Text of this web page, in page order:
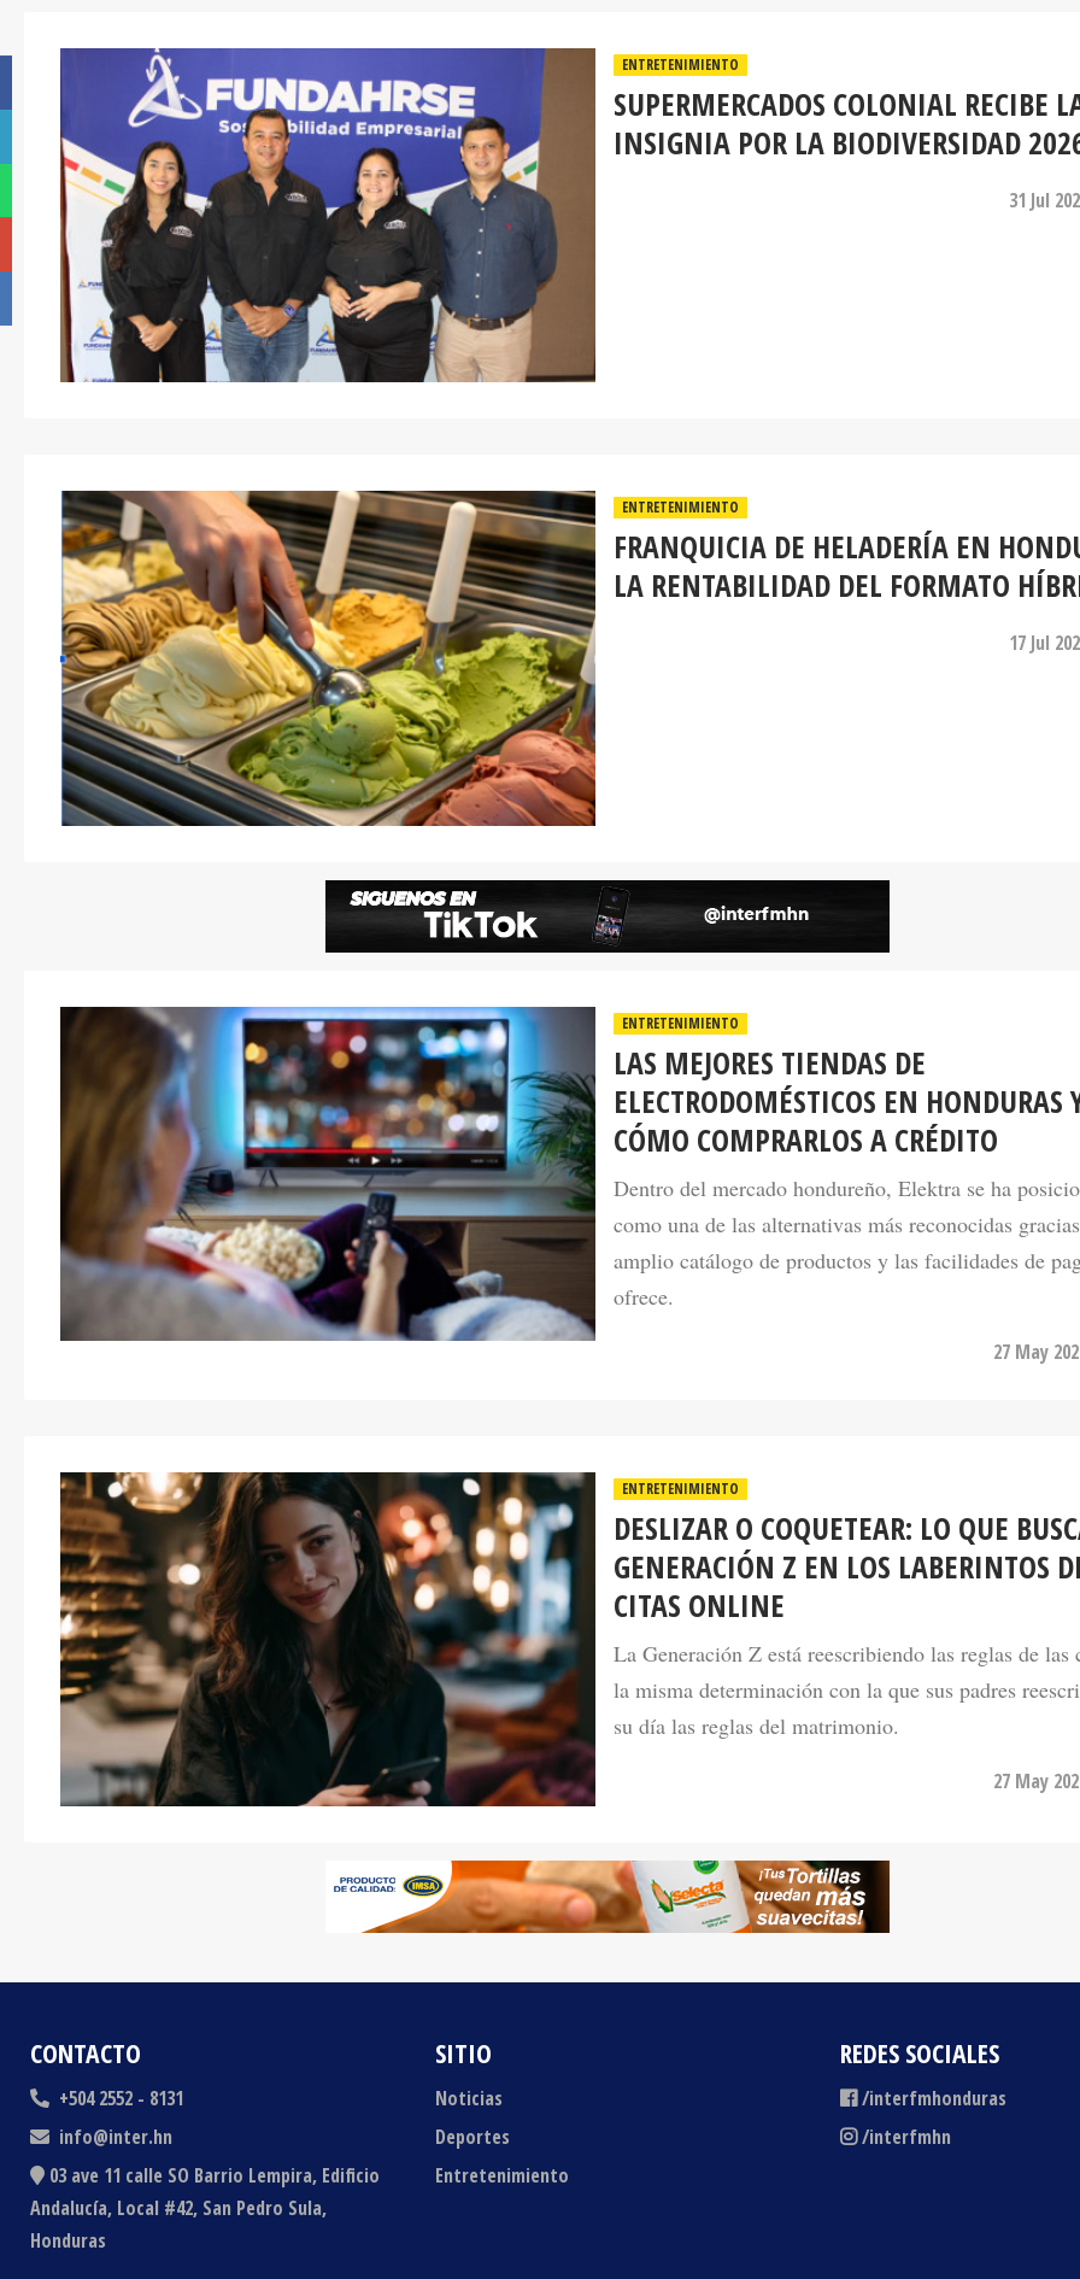
ENTRETENIMIENTO
SUPERMERCADOS COLONIAL RECIBE
INSIGNIA POR LA BIODIVERSIDAD
31 Jul
ENTRETENIMIENTO
FRANQUICIA DE HELADERÍA EN
LA RENTABILIDAD DEL FORMATO
17 Jul
ENTRETENIMIENTO
LAS MEJORES TIENDAS DE
ELECTRODOMÉSTICOS EN HONDURAS
CÓMO COMPRARLOS A CRÉDITO
Dentro del mercado hondureño, Elektra se ha
como una de las alternativas más reconocidas
amplio catálogo de productos y las facilidades de
ofrece.
27 May
ENTRETENIMIENTO
DESLIZAR O COQUETEAR: LO QUE
GENERACIÓN Z EN LOS LABERINTOS
CITAS ONLINE
La Generación Z está reescribiendo las reglas de las
la misma determinación con la que sus padres
su día las reglas del matrimonio.
27 May
CONTACTO
+504 2552 - 8131
info@inter.hn
03 ave 11 calle SO Barrio Lempira, Edificio
Andalucía, Local #42, San Pedro Sula,
Honduras
SITIO
Noticias
Deportes
Entretenimiento
REDES SOCIALES
/interfmhonduras
/interfmhn